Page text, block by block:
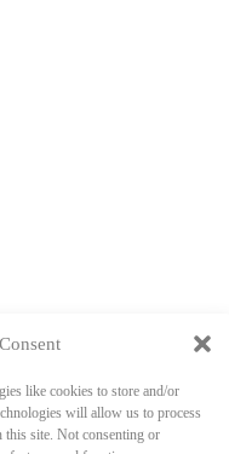
like cookies to store and/or
will allow us to process
this site. Not consenting or